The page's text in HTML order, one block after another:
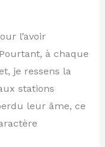
l’avoir
à chaque
je ressens la
stations
leur âme, ce